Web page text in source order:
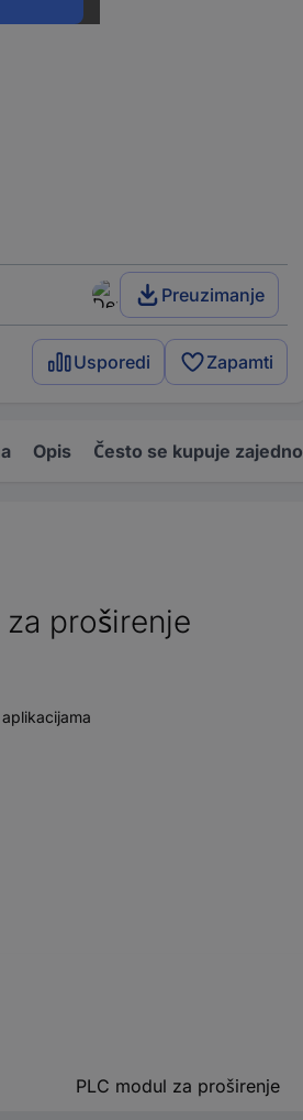
Preuzimanje
Usporedi Zapamti
Opis Često se kupuje zajedno
proširenje
PLC modul za proširenje